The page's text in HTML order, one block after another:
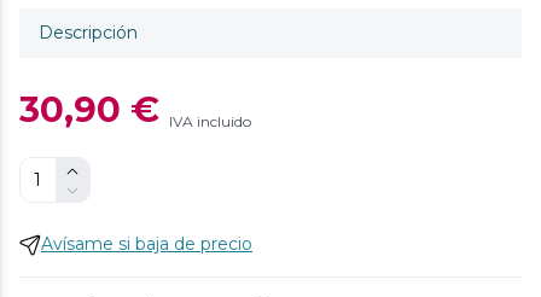
Descripción
30,90 € IVA incluido
Avísame si baja de precio